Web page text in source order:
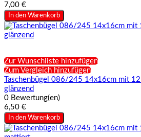
7,00 €
In den Warenkorb
Zur Wunschliste hinzufügen
Zum Vergleich hinzufügen
Taschenbügel 086/245 14x16cm mit
glänzend
0 Bewertung(en)
6,50 €
In den Warenkorb